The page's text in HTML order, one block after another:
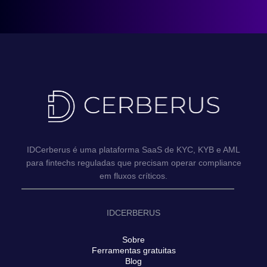
IDCerberus é uma plataforma SaaS de KYC, KYB e AML
para fintechs reguladas que precisam operar compliance
em fluxos críticos.
IDCERBERUS
Sobre
Ferramentas gratuitas
Blog